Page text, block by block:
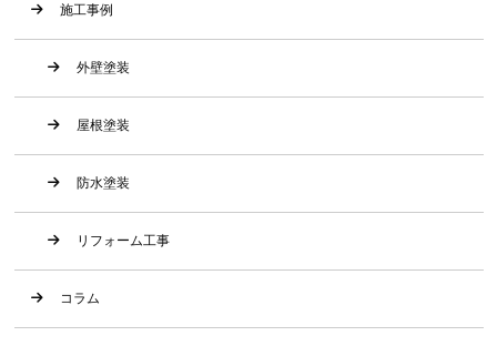
施工事例
外壁塗装
屋根塗装
防水塗装
リフォーム工事
コラム